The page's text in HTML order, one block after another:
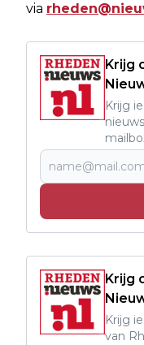
via
Krijg
Krijg
Krijg
Krijg
van